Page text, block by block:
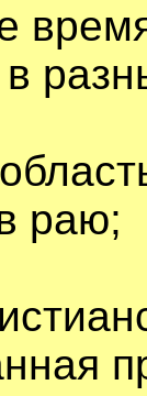
раю;